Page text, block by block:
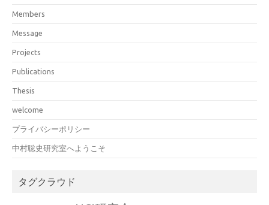
Members
Message
Projects
Publications
Thesis
welcome
プライバシーポリシー
中村聡史研究室へようこそ
タグクラウド